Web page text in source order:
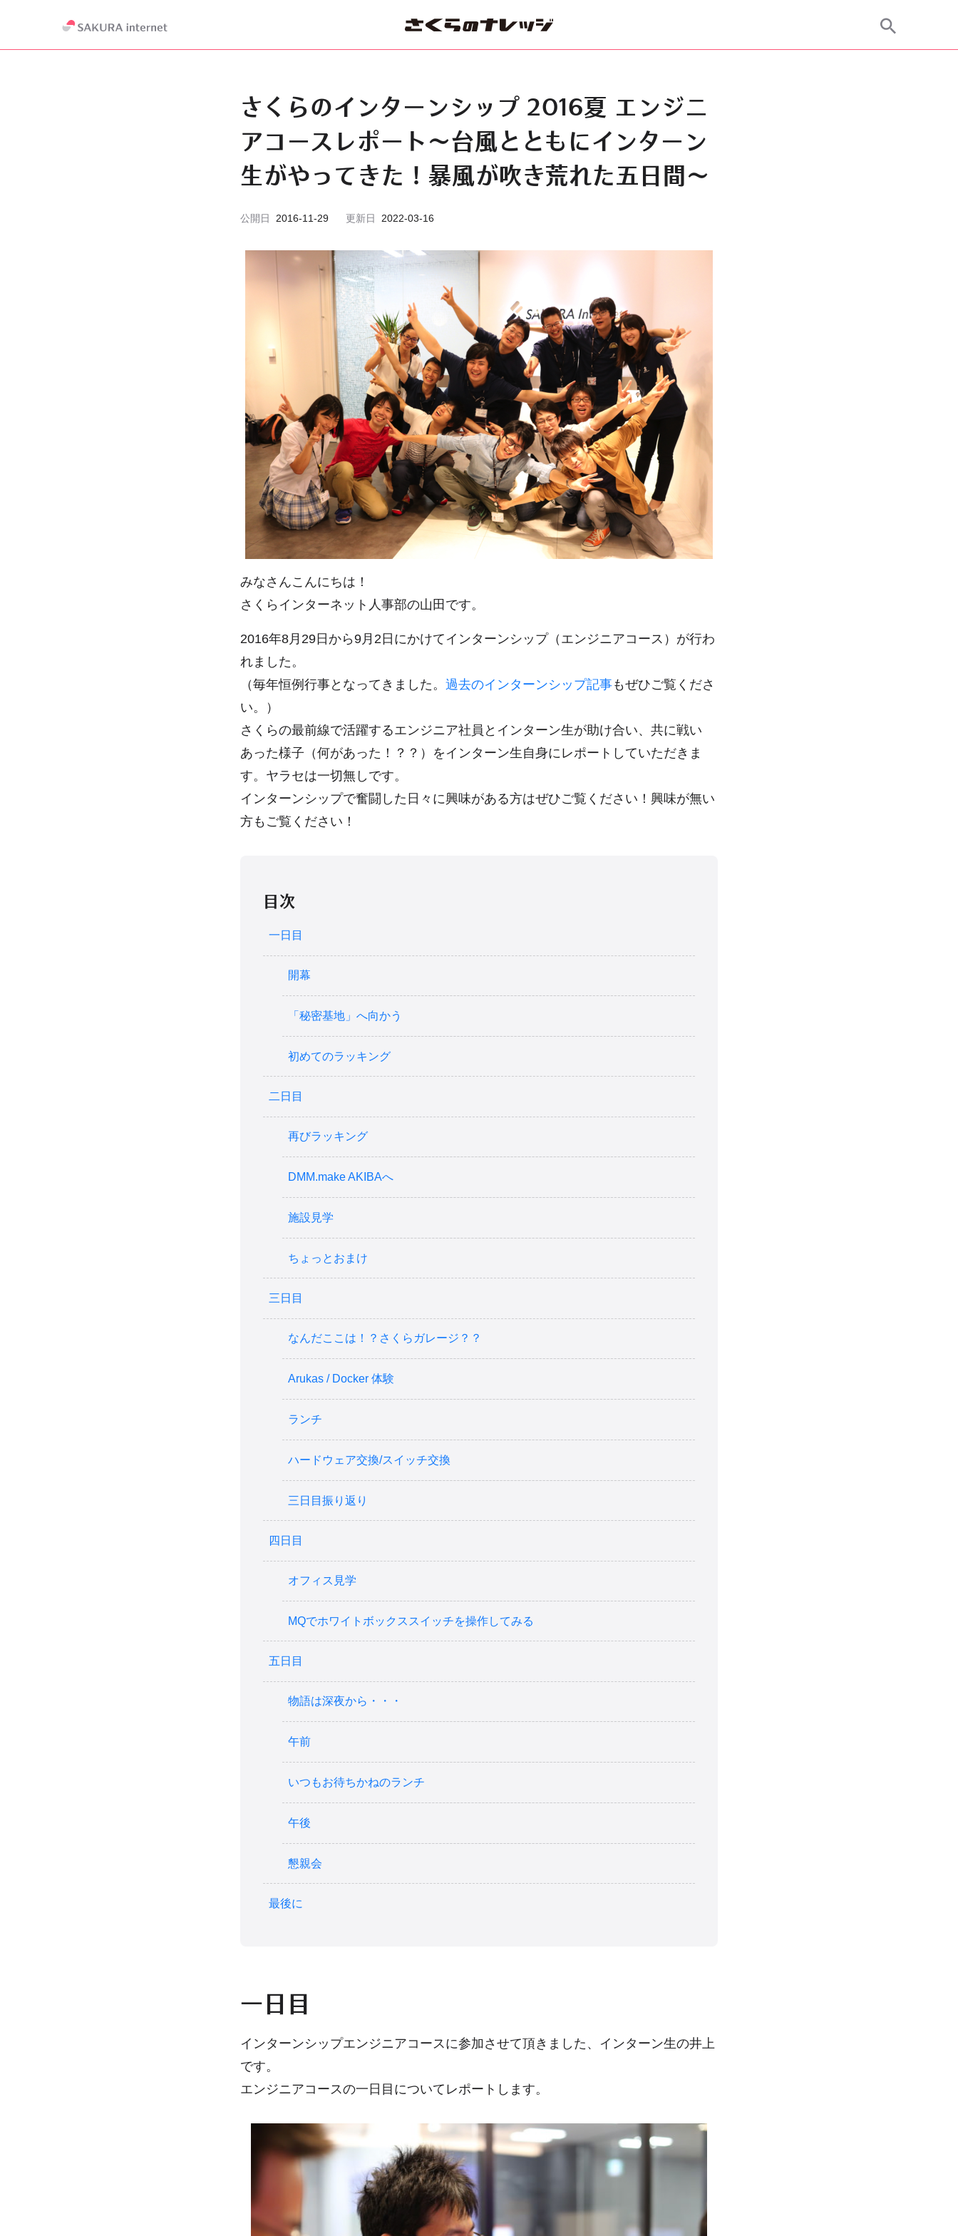
さくらのインターンシップ 2016夏 エンジニ
アコースレポート～台風とともにインターン
生がやってきた！暴風が吹き荒れた五日間～
公開日 2016-11-29 更新日 2022-03-16
みなさんこんにちは！
さくらインターネット人事部の山田です。
2016年8月29日から9月2日にかけてインターンシップ（エンジニアコース）が行わ
れました。
（毎年恒例行事となってきました。 過去のインターンシップ記事もぜひご覧くださ
い。）
さくらの最前線で活躍するエンジニア社員とインターン生が助け合い、共に戦い
あった様子（何があった！？？）をインターン生自身にレポートしていただきま
す。ヤラセは一切無しです。
インターンシップで奮闘した日々に興味がある方はぜひご覧ください！興味が無い
方もご覧ください！
目次
一日目
開幕
「秘密基地」へ向かう
初めてのラッキング
二日目
再びラッキング
DMM.make AKIBAへ
施設見学
ちょっとおまけ
三日目
なんだここは！？さくらガレージ？？
Arukas / Docker 体験
ランチ
ハードウェア交換/スイッチ交換
三日目振り返り
四日目
オフィス見学
MQでホワイトボックススイッチを操作してみる
五日目
物語は深夜から・・・
午前
いつもお待ちかねのランチ
午後
懇親会
最後に
一日目
インターンシップエンジニアコースに参加させて頂きました、インターン生の井上
です。
エンジニアコースの一日目についてレポートします。